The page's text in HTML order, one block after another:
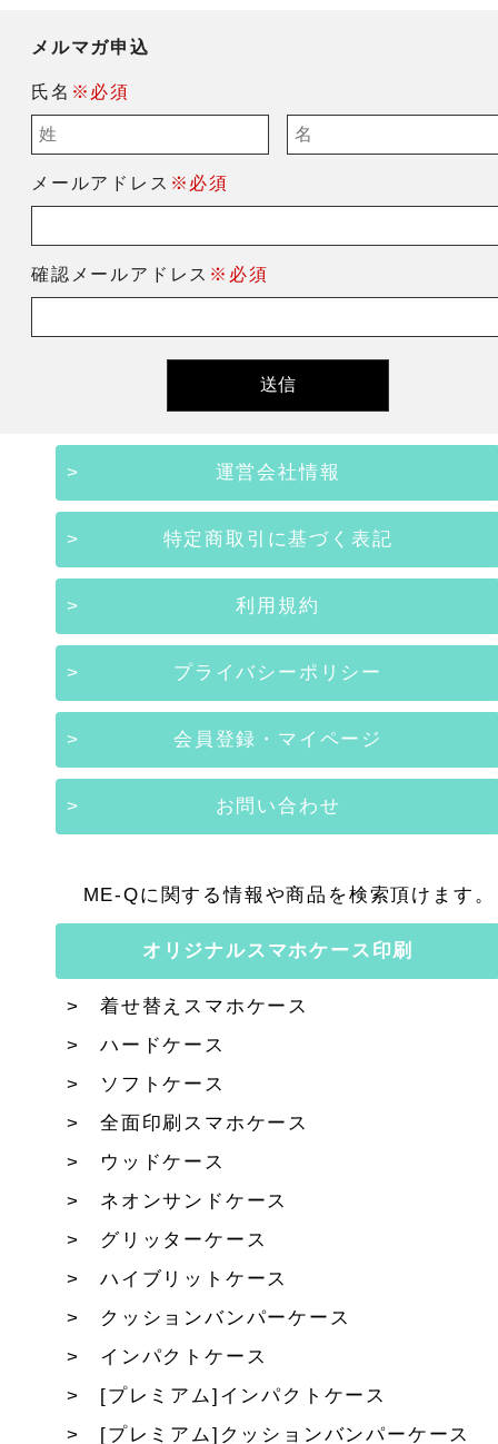
メルマガ申込
氏名 ※必須
メールアドレス ※必須
確認メールアドレス ※必須
運営会社情報
特定商取引に基づく表記
利用規約
プライバシーポリシー
会員登録・マイページ
お問い合わせ
ME-Qに関する情報や商品を検索頂けます。
オリジナルスマホケース印刷
着せ替えスマホケース
ハードケース
ソフトケース
全面印刷スマホケース
ウッドケース
ネオンサンドケース
グリッターケース
ハイブリットケース
クッションバンパーケース
インパクトケース
[プレミアム]インパクトケース
[プレミアム]クッションバンパーケース